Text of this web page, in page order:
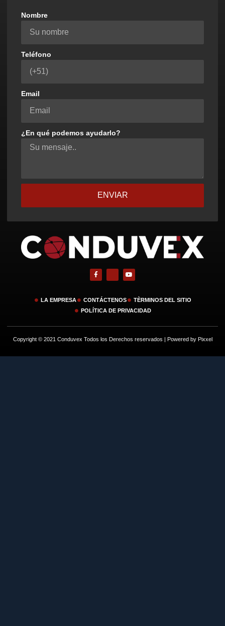
Nombre
Teléfono
Email
¿En qué podemos ayudarlo?
ENVIAR
LA EMPRESA CONTÁCTENOS
TÈRMINOS DEL SITIO
POLÍTICA DE PRIVACIDAD
Copyright © 2021 Conduvex Todos los Derechos reservados | Powered by Pixxel